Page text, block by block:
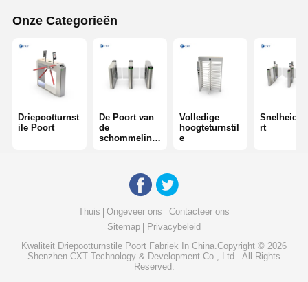
Onze Categorieën
Driepootturnst
ile Poort
De Poort van
de
schommeling
Volledige
hoogteturnstil
e
rt
Thuis Ongeveer ons
Contacteer ons
Sitemap
Privacybeleid
Kwaliteit Driepootturnstile Poort Fabriek In China.Copyright © 2026
Shenzhen CXT Technology & Development Co., Ltd.. All Rights
Reserved.